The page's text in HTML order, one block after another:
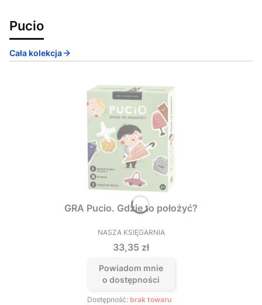
Pucio
Cała kolekcja
GRA Pucio. Gdzie to położyć?
PRODUCENT
NASZA KSIĘGARNIA
Cena
33,35 zł
Powiadom mnie
o dostępności
Dostępność: brak towaru